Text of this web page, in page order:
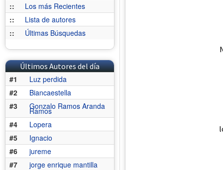
::
Los más Recientes
::
Lista de autores
::
Últimas Búsquedas
Últimos Autores del día
#1
Luz perdida
#2
Biancaestella
#3
Gonzalo Ramos Aranda
Ramos
#4
Lopera
#5
Ignacio
#6
jureme
#7
jorge enrique mantilla